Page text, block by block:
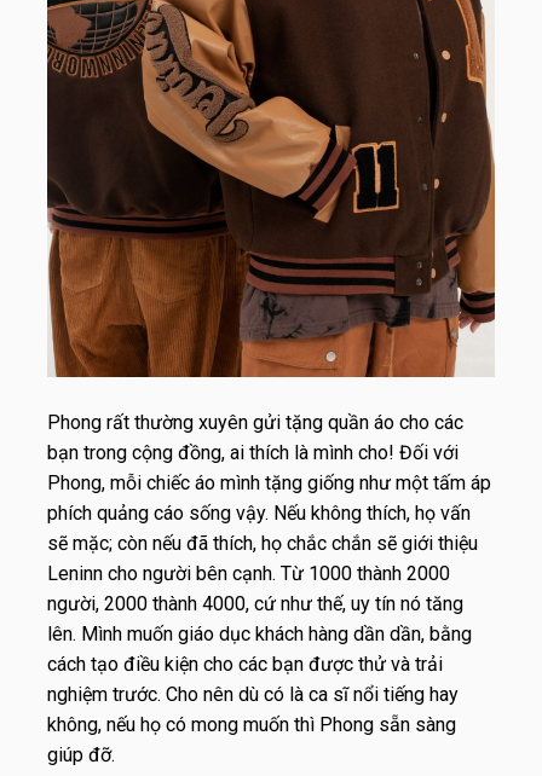
Phong rất thường xuyên gửi tặng quần áo cho các
bạn trong cộng đồng, ai thích là mình cho! Đối với
Phong, mỗi chiếc áo mình tặng giống như một tấm áp
phích quảng cáo sống vậy. Nếu không thích, họ vấn
sẽ mặc; còn nếu đã thích, họ chắc chắn sẽ giới thiệu
Leninn cho người bên cạnh. Từ 1000 thành 2000
người, 2000 thành 4000, cứ như thế, uy tín nó tăng
lên. Mình muốn giáo dục khách hàng dần dần, bằng
cách tạo điều kiện cho các bạn được thử và trải
nghiệm trước. Cho nên dù có là ca sĩ nổi tiếng hay
không, nếu họ có mong muốn thì Phong sẵn sàng
giúp đỡ.